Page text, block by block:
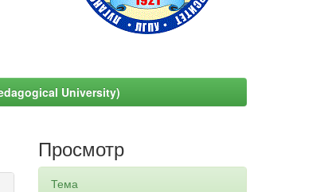
University)
Просмотр
Тема